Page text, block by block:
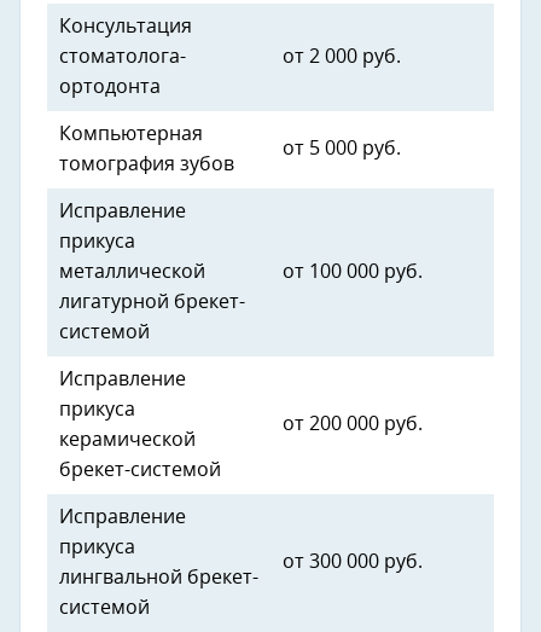
Консультация
стоматолога-
ортодонта
от 2 000 руб.
Компьютерная
томография зубов
от 5 000 руб.
Исправление
прикуса
металлической
лигатурной брекет-
системой
от 100 000 руб.
Исправление
прикуса
керамической
брекет-системой
от 200 000 руб.
Исправление
прикуса
лингвальной брекет-
системой
от 300 000 руб.